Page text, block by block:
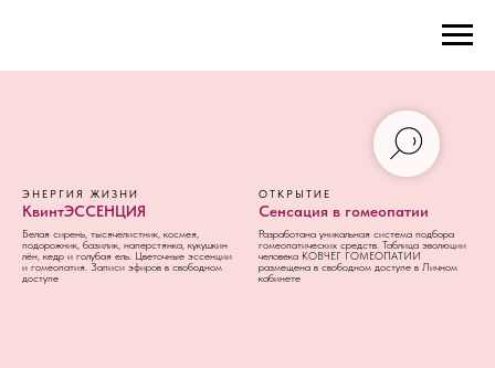
ЭНЕРГИЯ ЖИЗНИ
КвинтЭССЕНЦИЯ
Белая сирень, тысячелистник, космея,
подорожник, базилик, наперстянка, кукушкин
лён, кедр и голубая ель. Цветочные эссенции
и гомеопатия. Записи эфиров в свободном
доступе
ОТКРЫТИЕ
Сенсация в гомеопатии
Разработана уникальная система подбора
гомеопатических средств. Таблица эволюции
человека КОВЧЕГ ГОМЕОПАТИИ
размещена в свободном доступе в Личном
кабинете